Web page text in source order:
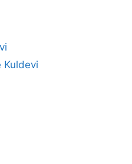
Kuldevi